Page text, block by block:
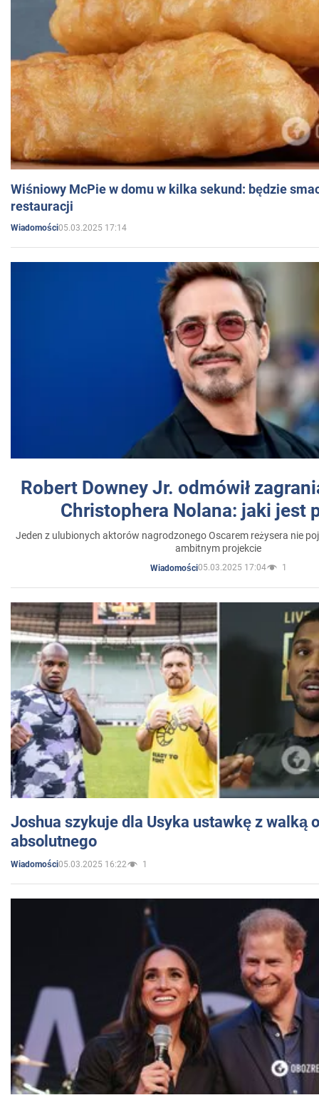
Wiśniowy McPie w domu w kilka sekund: będzie
restauracji
Wiadomości05.03.2025 17:14
Robert Downey Jr. odmówił
Christophera Nolana: jaki jest
Jeden z ulubionych aktorów nagrodzonego Oscarem reżysera nie
ambitnym projekcie
Wiadomości05.03.2025 17:04 1
Joshua szykuje dla Usyka ustawkę z walką
absolutnego
Wiadomości05.03.2025 16:22 1